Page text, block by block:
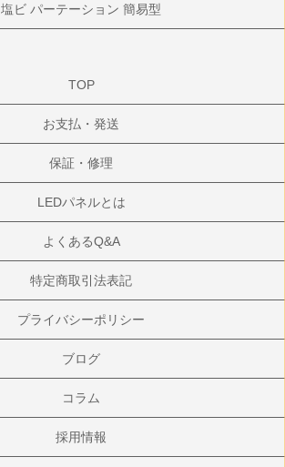
塩ビ パーテーション 簡易型
TOP
お支払・発送
保証・修理
LEDパネルとは
よくあるQ&A
特定商取引法表記
プライバシーポリシー
ブログ
コラム
採用情報